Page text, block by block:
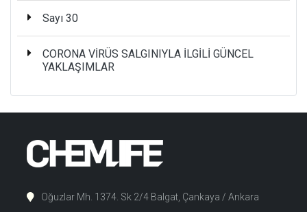
Sayı 30
CORONA VİRÜS SALGINIYLA İLGİLİ GÜNCEL
YAKLAŞIMLAR
Oğuzlar Mh. 1374. Sk 2/4 Balgat, Çankaya / Ankara